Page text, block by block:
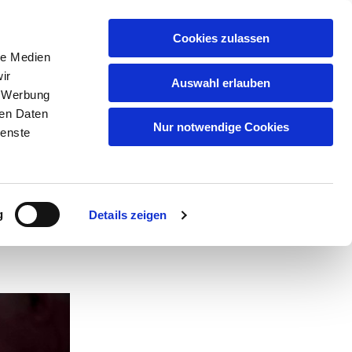
Medien
Daten
Details zeigen
Cookies zulassen
Auswahl erlauben
Nur notwendige Cookies
MUSIKGRUPPEN